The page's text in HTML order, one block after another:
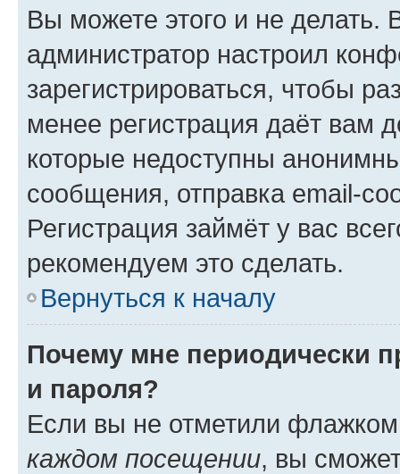
Вы можете этого и не делать.
администратор настроил
зарегистрироваться, чтобы
менее регистрация даёт вам
которые недоступны
сообщения, отправка email-
Регистрация займёт у вас
рекомендуем это сделать.
Вернуться к началу
Почему мне периодически
и пароля?
Если вы не отметили
каждом посещении, вы